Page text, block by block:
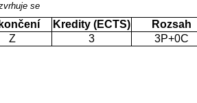
se
Kredity (ECTS) Rozsah
Z 3 3P+0C